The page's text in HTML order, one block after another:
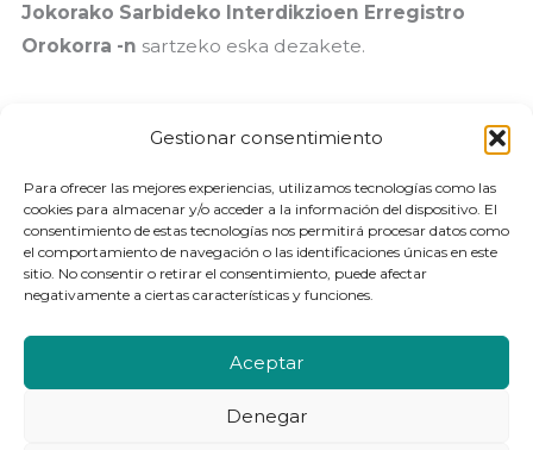
Gestionar consentimiento
Para ofrecer las mejores experiencias, utilizamos tecnologías como las
cookies para almacenar y/o acceder a la información del dispositivo. El
consentimiento de estas tecnologías nos permitirá procesar datos como
el comportamiento de navegación o las identificaciones únicas en este
sitio. No consentir o retirar el consentimiento, puede afectar
negativamente a ciertas características y funciones.
Aceptar
Denegar
Jokorako Sarbideko Interdikzioen Erregistro
Orokorra -n sartzeko eska dezakete.
erortzea babesten dio. Aldaketaren eta prozesu
terapeutikoaren erantzule izaten laguntzen die.
Esteka honetan eskura dezakezue formularioa:Joko
antolaketarako Zuzendaritza Nagusiaren:Jokorako